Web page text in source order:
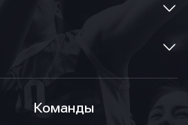
Команды